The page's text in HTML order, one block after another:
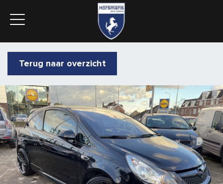
Terug naar overzicht